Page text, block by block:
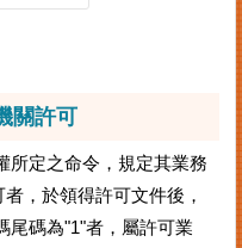
關許可
所定之命令，規定其業務
者，於領得許可文件後，
尾碼為"1"者，屬許可業